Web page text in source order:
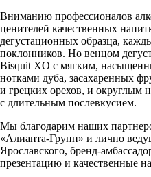
Вниманию профессионалов
ценителей качественных
дегустационных образца,
поклонников. Но венцом
Bisquit XO с мягким,
нотками дуба, засахаренных
и грецких орехов, и округлым
с длительным послевкусием.
Мы благодарим наших
«Алианта-Групп» и лично
Ярославского, бренд-
презентацию и качественные